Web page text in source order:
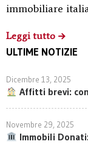
immobiliare
Leggi tutto
ULTIME NOTIZIE
Dicembre 13, 2025
Affitti brevi:
Novembre 29, 2025
Immobili